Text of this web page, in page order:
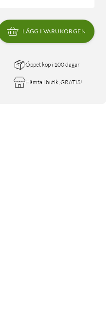
LÄGG I VARUKORGEN
Öppet köp i 100 dagar
Hämta i butik, GRATIS!